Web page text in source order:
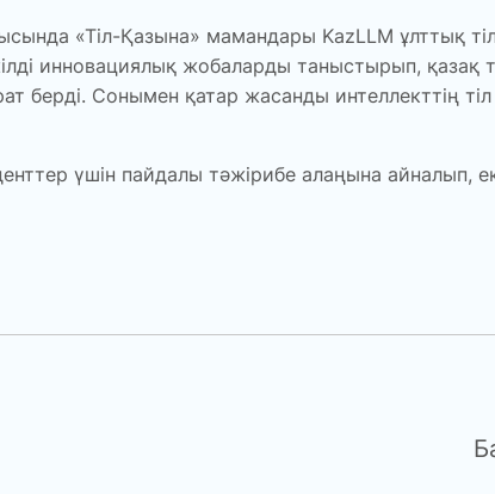
«Тіл-Қазына» мамандары KazLLM ұлттық
инновациялық жобаларды таныстырып,
берді. Сонымен қатар жасанды интеллекттің
үшін пайдалы тәжірибе алаңына айналып,